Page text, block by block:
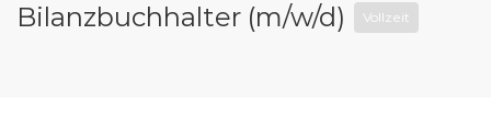
Bilanzbuchhalter (m/w/d) Vollzeit